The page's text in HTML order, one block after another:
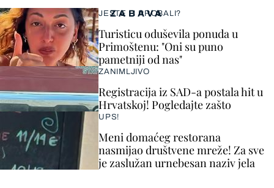
ZABAVA
JESTE LI PROBALI?
Turisticu oduševila ponuda u
Primoštenu: "Oni su puno
pametniji od nas"
ZANIMLJIVO
Registracija iz SAD-a postala hit u
Hrvatskoj! Pogledajte zašto
UPS!
Meni domaćeg restorana
nasmijao društvene mreže! Za sve
je zaslužan urnebesan naziv jela